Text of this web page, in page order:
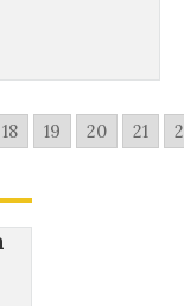
18 19 20 21